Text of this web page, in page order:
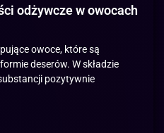
odżywcze w owocach
owoce, które są
deserów. W składzie
pozytywnie